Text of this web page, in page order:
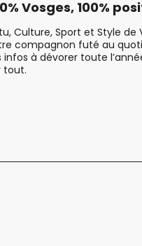
Vosges, 100%
Culture, Sport et Style de
compagnon futé au
infos à dévorer toute
tout.